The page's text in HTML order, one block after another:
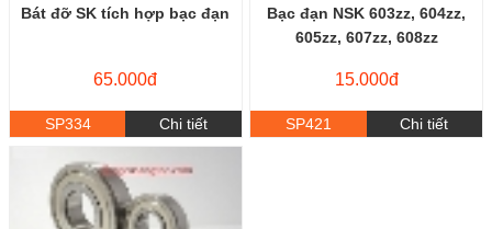
Bát đỡ SK tích hợp bạc đạn
65.000đ
SP334 Chi tiết
Bạc đạn NSK 603zz, 604zz,
605zz, 607zz, 608zz
15.000đ
SP421 Chi tiết